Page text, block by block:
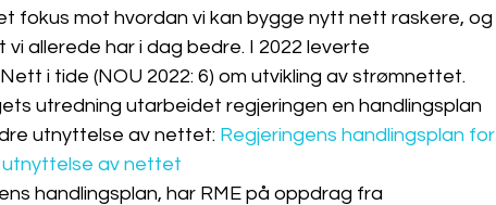
fokus mot hvordan vi kan bygge nytt nett raskere, og
allerede har i dag bedre. I 2022 leverte
i tide (NOU 2022: 6) om utvikling av strømnettet.
utredning utarbeidet regjeringen en handlingsplan
utnyttelse av nettet: Regjeringens handlingsplan for
av nettet
handlingsplan, har RME på oppdrag fra